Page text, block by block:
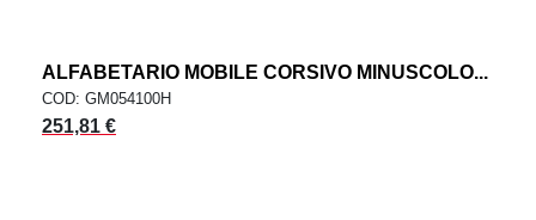
ALFABETARIO MOBILE CORSIVO MINUSCOLO...
COD: GM054100H
251,81 €